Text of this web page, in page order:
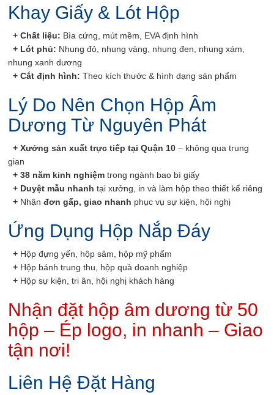
Khay Giấy & Lót Hộp
+ Chất liệu: Bìa cứng, mút mềm, EVA định hình
+ Lót phủ: Nhung đỏ, nhung vàng, nhung đen, nhung xám,
nhung xanh dương
+ Cắt định hình: Theo kích thước & hình dạng sản phẩm
Lý Do Nên Chọn Hộp Âm
Dương Từ Nguyên Phát
+ Xưởng sản xuất trực tiếp tại Quận 10– không qua trung
gian
+ 38 năm kinh nghiệmtrong ngành bao bì giấy
+ Duyệt mẫu nhanh tại xưởng, in và làm hộp theo thiết kế riêng
+ Nhận đơn gấp, giao nhanh phục vụ sự kiện, hội nghị
Ứng Dụng Hộp Nắp Đáy
+ Hộp đựng yến, hộp sâm, hộp mỹ phẩm
+ Hộp bánh trung thu, hộp quà doanh nghiệp
+ Hộp sự kiện, tri ân, hội nghị khách hàng
Nhận đặt hộp âm dương từ 50
hộp – Ép logo, in nhanh – Giao
tận nơi!
Liên Hệ Đặt Hàng